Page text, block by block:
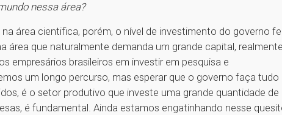
nessa área?
área cientifica, porém, o nível de investimento do governo
área que naturalmente demanda um grande capital,
empresários brasileiros em investir em pesquisa e
um longo percurso, mas esperar que o governo faça tudo
é o setor produtivo que investe uma grande quantidade de
é fundamental. Ainda estamos engatinhando nesse